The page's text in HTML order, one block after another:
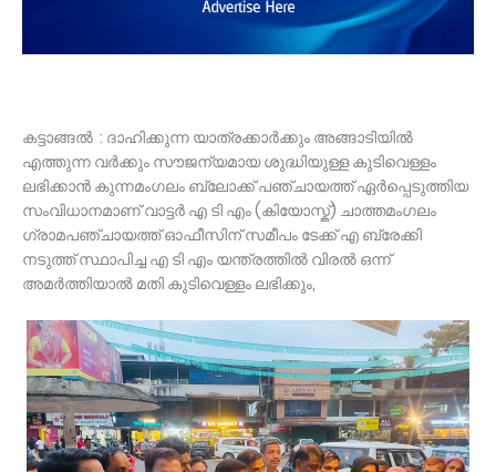
കട്ടാങ്ങൽ : ദാഹിക്കുന്ന യാത്രക്കാർക്കും അങ്ങാടിയിൽ
എത്തുന്ന വർക്കും സൗജന്യമായ ശുദ്ധിയുള്ള കുടിവെള്ളം
ലഭിക്കാൻ കുന്നമംഗലം ബ്ലോക്ക് പഞ്ചായത്ത് ഏർപ്പെടുത്തിയ
സംവിധാനമാണ് വാട്ടർ എ ടി എം (കിയോസ്ക്) ചാത്തമംഗലം
ഗ്രാമപഞ്ചായത്ത് ഓഫീസിന് സമീപം ടേക്ക് എ ബ്രേക്കി
നടുത്ത് സ്ഥാപിച്ച എ ടി എം യന്ത്രത്തിൽ വിരൽ ഒന്ന്
അമർത്തിയാൽ മതി കുടിവെള്ളം ലഭിക്കും,